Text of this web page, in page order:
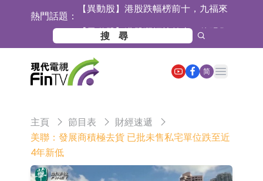
熱門話題： 【異動股】港股漲幅榜前十，佳明集
團控股(01271.HK)漲+78.22%，拿森
科技(02261.HK)漲+64.11%
斯迪克：公司為國內摺疊屏核心功能
材料供應商
恒瑞醫藥：公司已在中國獲批上市26
款1類創新藥、6款2類新藥
聚辰股份：公司VPD芯片已順利通過
賬戶組採取限制開倉的監管措施
特發服務：成功中標嗶哩嗶哩上海濱
简
Open main menu
主頁 節目表
財經速遞
美聯：發展商積極去貨 已批未售私宅單位跌至近
4年新低